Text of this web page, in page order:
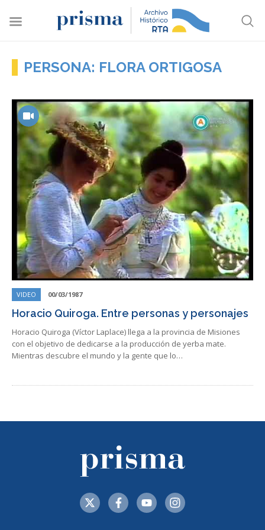
PERSONA: FLORA ORTIGOSA
VIDEO 00/03/1987
Horacio Quiroga. Entre personas y personajes
Horacio Quiroga (Víctor Laplace) llega a la provincia de Misiones
con el objetivo de dedicarse a la producción de yerba mate.
Mientras descubre el mundo y la gente que lo…